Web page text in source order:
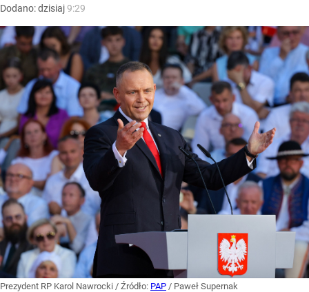
Dodano:dzisiaj9:29
Prezydent RP Karol Nawrocki / Źródło: PAP / Paweł Supernak